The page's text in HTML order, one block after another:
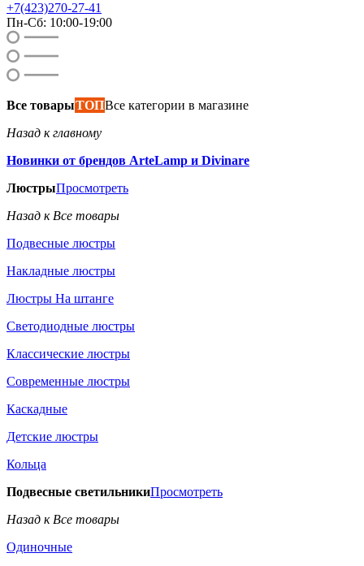
+7(423)270-27-41
Пн-Сб: 10:00-19:00
Все товарыТОПВсе категории в магазине
Назад к главному
Новинки от брендов ArteLamp и Divinare
ЛюстрыПросмотреть
Назад к Все товары
Подвесные люстры
Накладные люстры
Люстры На штанге
Светодиодные люстры
Классические люстры
Современные люстры
Каскадные
Детские люстры
Кольца
Подвесные светильникиПросмотреть
Назад к Все товары
Одиночные